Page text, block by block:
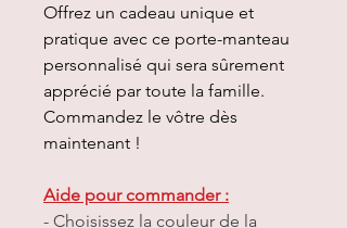
Offrez un cadeau unique et
pratique avec ce porte-manteau
personnalisé qui sera sûrement
apprécié par toute la famille.
Commandez le vôtre dès
maintenant !
Aide pour commander :
- Choisissez la couleur de la